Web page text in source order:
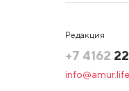
Редакция
+7 4162
info@amur.life